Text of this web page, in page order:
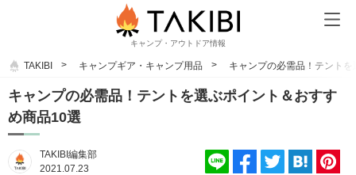
キャンプ・アウトドア情報
TAKIBI キャンプギア・キャンプ用品 キャンプの必需品！テント
キャンプの必需品！テントを選ぶポイント＆おすす
め商品10選
TAKIBI編集部
2021.07.23